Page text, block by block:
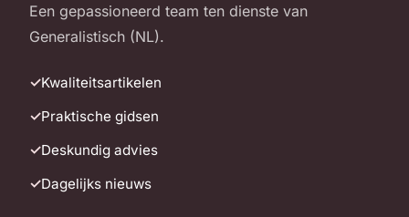
Een gepassioneerd team ten dienste van
Generalistisch (NL).
Kwaliteitsartikelen
Praktische gidsen
Deskundig advies
Dagelijks nieuws